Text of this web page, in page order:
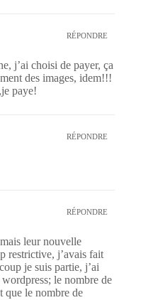
RÉPONDRE
j’ai choisi de payer, ça
des images, idem!!!
paye!
RÉPONDRE
RÉPONDRE
leur nouvelle
restrictive, j’avais fait
je suis partie, j’ai
le nombre de
que le nombre de